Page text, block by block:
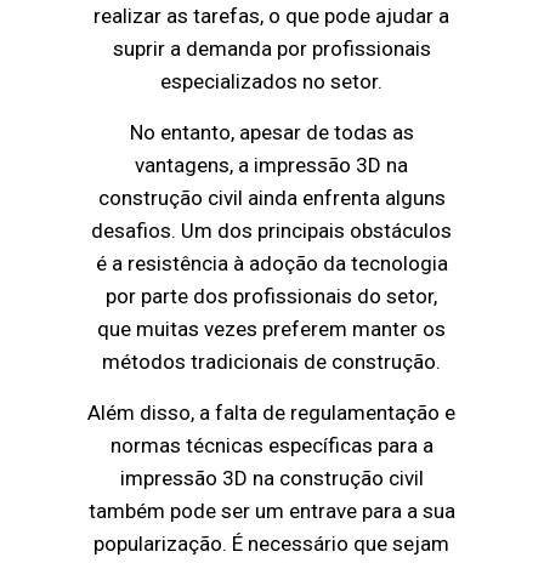
realizar as tarefas, o que pode ajudar a
suprir a demanda por profissionais
especializados no setor.
No entanto, apesar de todas as
vantagens, a impressão 3D na
construção civil ainda enfrenta alguns
desafios. Um dos principais obstáculos
é a resistência à adoção da tecnologia
por parte dos profissionais do setor,
que muitas vezes preferem manter os
métodos tradicionais de construção.
Além disso, a falta de regulamentação e
normas técnicas específicas para a
impressão 3D na construção civil
também pode ser um entrave para a sua
popularização. É necessário que sejam